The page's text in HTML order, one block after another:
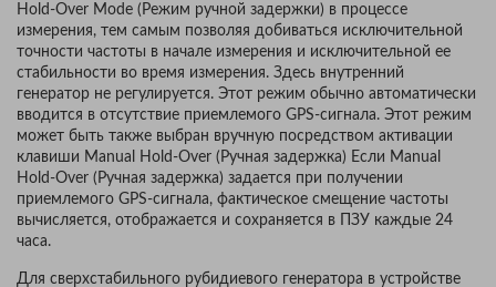
Hold-Over Mode (Режим ручной задержки) в процессе
измерения, тем самым позволяя добиваться исключительной
точности частоты в начале измерения и исключительной ее
стабильности во время измерения. Здесь внутренний
генератор не регулируется. Этот режим обычно автоматически
вводится в отсутствие приемлемого GPS-сигнала. Этот режим
может быть также выбран вручную посредством активации
клавиши Manual Hold-Over (Ручная задержка) Если Manual
Hold-Over (Ручная задержка) задается при получении
приемлемого GPS-сигнала, фактическое смещение частоты
вычисляется, отображается и сохраняется в ПЗУ каждые 24
часа.
Для сверхстабильного рубидиевого генератора в устройстве